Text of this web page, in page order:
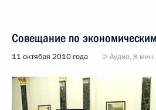
Совещание по
11 октября 2010 года Аудио, 8 мин.